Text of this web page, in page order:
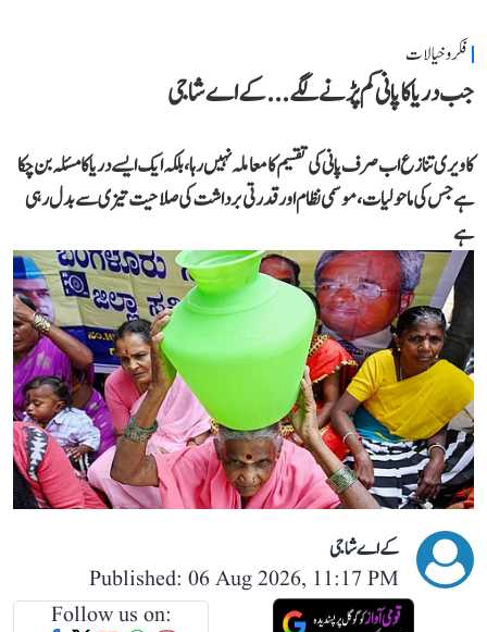
فکر و خیالات
جب دریا کا پانی کم پڑنے لگے...کے اے شاجی
کاویری تنازع اب صرف پانی کی تقسیم کا معاملہ نہیں رہا، بلکہ ایک ایسے دریا کا مسئلہ بن چکا
ہے جس کی ماحولیات، موسمی نظام اور قدرتی برداشت کی صلاحیت تیزی سے بدل رہی
ہے
کے اے شاجی
Published: 06 Aug 2026, 11:17 PM
Follow us on: